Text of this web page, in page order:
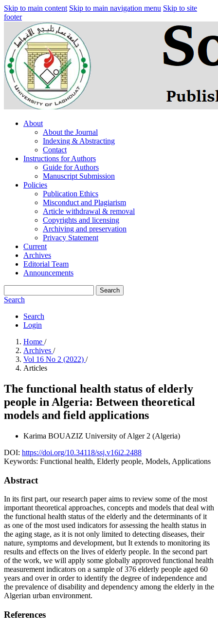
Skip to main content Skip to main navigation menu Skip to site
footer
About
About the Journal
Indexing & Abstracting
Contact
Instructions for Authors
Guide for Authors
Manuscript Submission
Policies
Publication Ethics
Misconduct and Plagiarism
Article withdrawal & removal
Copyrights and licensing
Archiving and preservation
Privacy Statement
Current
Archives
Editorial Team
Announcements
Search
Search
Search
Login
Home /
Archives /
Vol 16 No 2 (2022) /
Articles
The functional health status of elderly
people in Algeria: Between theoretical
models and field applications
Karima BOUAZIZ University of Alger 2 (Algeria)
DOI: https://doi.org/10.34118/ssj.v16i2.2488
Keywords: Functional health, Elderly people, Models, Applications
Abstract
In its first part, our research paper aims to review some of the most
important theoretical approaches, concepts and models that deal with
the functional health status of the elderly and the determinants of it
as one of the most used indicators for assessing the health status in
the aging stage, as it is not only limited to detecting diseases, their
nature, symptoms and development, but It extends to monitoring its
results and effects on the lives of elderly people. In the second part
of the work, we will apply some globally approved functional health
measurement indicators on a sample of 376 elderly people aged 60
years and over in order to identify the degree of independence and
the prevalence of disability and dependency among the elderly in the
Algerian urban environment.
References